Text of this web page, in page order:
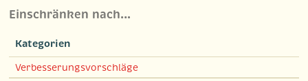
Einschränken nach…
Kategorien
Verbesserungsvorschläge